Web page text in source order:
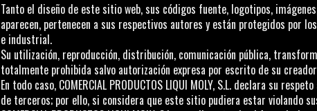
Tanto el diseño de este sitio web, sus códigos fuente, logotipos,
aparecen, pertenecen a sus respectivos autores y están protegidos por
e industrial.
Su utilización, reproducción, distribución, comunicación pública,
totalmente prohibida salvo autorización expresa por escrito de su
En todo caso, COMERCIAL PRODUCTOS LIQUI MOLY, S.L.declara su respeto
de terceros; por ello, si considera que este sitio pudiera estar violando